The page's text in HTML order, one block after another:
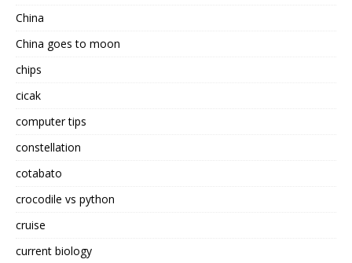
China
China goes to moon
chips
cicak
computer tips
constellation
cotabato
crocodile vs python
cruise
current biology